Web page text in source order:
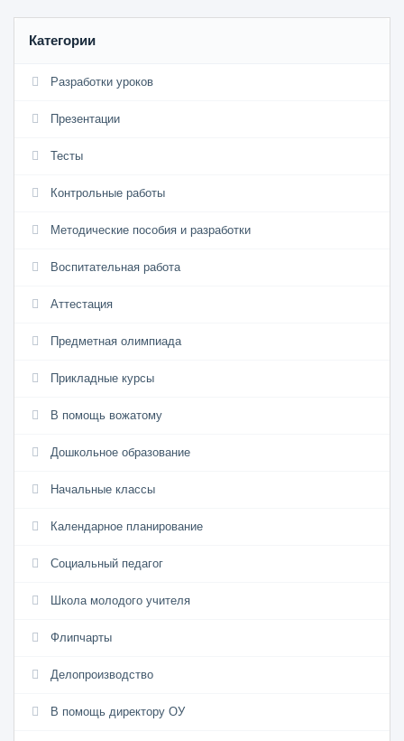
Категории
Разработки уроков
Презентации
Тесты
Контрольные работы
Методические пособия и разработки
Воспитательная работа
Аттестация
Предметная олимпиада
Прикладные курсы
В помощь вожатому
Дошкольное образование
Начальные классы
Календарное планирование
Социальный педагог
Школа молодого учителя
Флипчарты
Делопроизводство
В помощь директору ОУ